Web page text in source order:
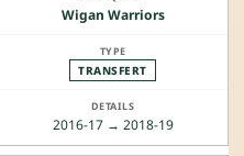
Wigan Warriors
TRANSFERT
2016-17 → 2018-19